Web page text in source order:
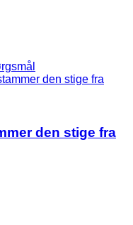
den stige fra
den stige fra